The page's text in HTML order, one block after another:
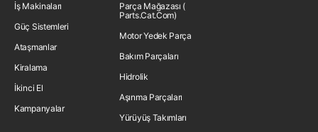
İş Makinaları
Güç Sistemleri
Ataşmanlar
Kiralama
İkinci El
Kampanyalar
Parça Mağazası (
Parts.Cat.Com)
Motor Yedek Parça
Bakım Parçaları
Hidrolik
Aşınma Parçaları
Yürüyüş Takımları